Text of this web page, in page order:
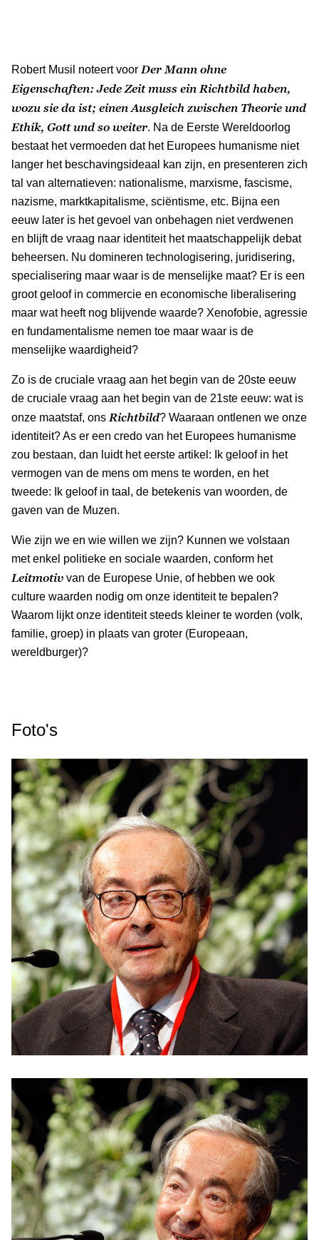
Robert Musil noteert voor Der Mann ohne
Eigenschaften: Jede Zeit muss ein Richtbild haben,
wozu sie da ist; einen Ausgleich zwischen Theorie und
Ethik, Gott und so weiter. Na de Eerste Wereldoorlog
bestaat het vermoeden dat het Europees humanisme niet
langer het beschavingsideaal kan zijn, en presenteren zich
tal van alternatieven: nationalisme, marxisme, fascisme,
nazisme, marktkapitalisme, sciëntisme, etc. Bijna een
eeuw later is het gevoel van onbehagen niet verdwenen
en blijft de vraag naar identiteit het maatschappelijk debat
beheersen. Nu domineren technologisering, juridisering,
specialisering maar waar is de menselijke maat? Er is een
groot geloof in commercie en economische liberalisering
maar wat heeft nog blijvende waarde? Xenofobie, agressie
en fundamentalisme nemen toe maar waar is de
menselijke waardigheid?
Zo is de cruciale vraag aan het begin van de 20ste eeuw
de cruciale vraag aan het begin van de 21ste eeuw: wat is
onze maatstaf, ons Richtbild? Waaraan ontlenen we onze
identiteit? As er een credo van het Europees humanisme
zou bestaan, dan luidt het eerste artikel: Ik geloof in het
vermogen van de mens om mens te worden, en het
tweede: Ik geloof in taal, de betekenis van woorden, de
gaven van de Muzen.
Wie zijn we en wie willen we zijn? Kunnen we volstaan
met enkel politieke en sociale waarden, conform het
Leitmotiv van de Europese Unie, of hebben we ook
culture waarden nodig om onze identiteit te bepalen?
Waarom lijkt onze identiteit steeds kleiner te worden (volk,
familie, groep) in plaats van groter (Europeaan,
wereldburger)?
Foto's